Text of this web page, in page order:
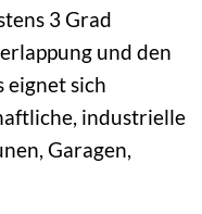
3 Grad
und den
eignet sich
industrielle
Garagen,